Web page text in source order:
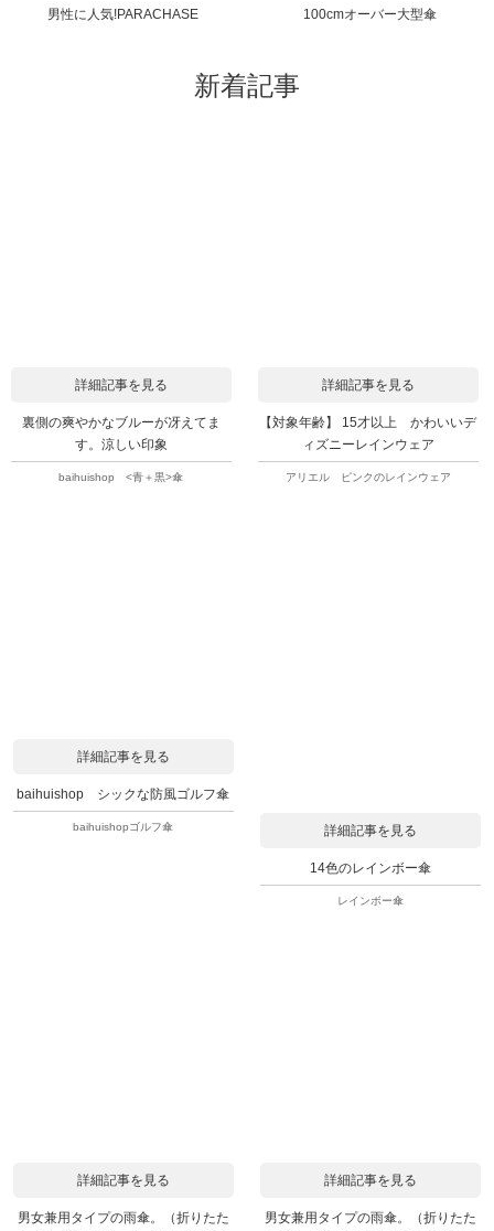
男性に人気!PARACHASE 100cmオーバー大型傘
新着記事
詳細記事を見る
裏側の爽やかなブルーが冴えてま
す。涼しい印象
baihuishop <青＋黒>傘
詳細記事を見る
【対象年齢】 15才以上 かわいいデ
ィズニーレインウェア
アリエル ピンクのレインウェア
詳細記事を見る
baihuishop シックな防風ゴルフ傘
baihuishopゴルフ傘 詳細記事を見る
14色のレインボー傘
レインボー傘
詳細記事を見る
男女兼用タイプの雨傘。（折りたた
詳細記事を見る
男女兼用タイプの雨傘。（折りたた